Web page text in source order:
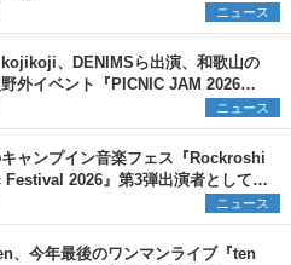
ニュース
、DENIMSら出演、和歌山の
外イベント『PICNIC JAM 2026』
売開始
ニュース
ャンプイン音楽フェス『Rockroshi
2026』第3弾出演者として
かりゆし58、Reiを発表
ニュース
、今年最後のワンマンライブ『ten